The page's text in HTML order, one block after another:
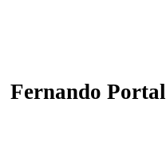
Fernando Portal